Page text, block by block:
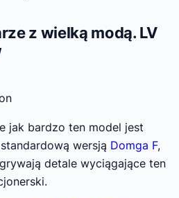
z wielką modą. LV
jak bardzo ten model jest
wersją Domga F,
detale wyciągające ten